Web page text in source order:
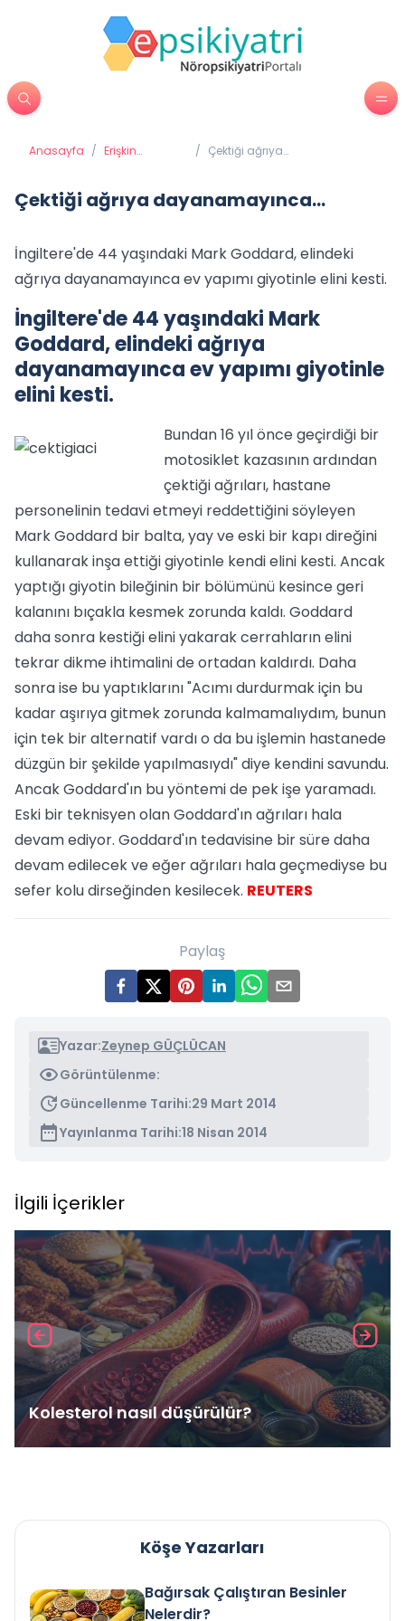
Anasayfa / Erişkin
/ Çektiği ağrıya
Çektiği ağrıya dayanamayınca...
İngiltere'de 44 yaşındaki Mark Goddard, elindeki
ağrıya dayanamayınca ev yapımı giyotinle elini kesti.
İngiltere'de 44 yaşındaki Mark
Goddard, elindeki ağrıya
dayanamayınca ev yapımı giyotinle
elini kesti.
Bundan 16 yıl önce geçirdiği bir
motosiklet kazasının ardından
çektiği ağrıları, hastane
personelinin tedavi etmeyi reddettiğini söyleyen
Mark Goddard bir balta, yay ve eski bir kapı direğini
kullanarak inşa ettiği giyotinle kendi elini kesti. Ancak
yaptığı giyotin bileğinin bir bölümünü kesince geri
kalanını bıçakla kesmek zorunda kaldı. Goddard
daha sonra kestiği elini yakarak cerrahların elini
tekrar dikme ihtimalini de ortadan kaldırdı. Daha
sonra ise bu yaptıklarını "Acımı durdurmak için bu
kadar aşırıya gitmek zorunda kalmamalıydım, bunun
için tek bir alternatif vardı o da bu işlemin hastanede
düzgün bir şekilde yapılmasıydı" diye kendini savundu.
Ancak Goddard'ın bu yöntemi de pek işe yaramadı.
Eski bir teknisyen olan Goddard'ın ağrıları hala
devam ediyor. Goddard'ın tedavisine bir süre daha
devam edilecek ve eğer ağrıları hala geçmediyse bu
sefer kolu dirseğinden kesilecek. REUTERS
Paylaş
Yazar:Zeynep GÜÇLÜCAN
Görüntülenme:
Güncellenme Tarihi:29 Mart 2014
Yayınlanma Tarihi:18 Nisan 2014
İlgili İçerikler
Kolesterol nasıl düşürülür?
Köşe Yazarları
Bağırsak Çalıştıran Besinler
Nelerdir?